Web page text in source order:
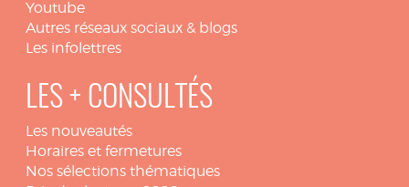
Youtube
Autres réseaux sociaux & blogs
Les infolettres
LES + CONSULTÉS
Les nouveautés
Horaires et fermetures
Nos sélections thématiques